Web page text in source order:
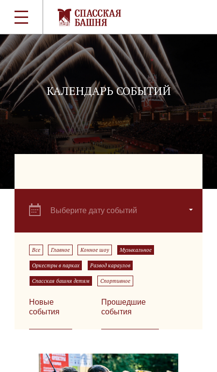
КАЛЕНДАРЬ СОБЫТИЙ
Выберите дату событий
Все Главное Конное шоу Музыкальное
Оркестры в парках Развод караулов
Спасская башня детям Спортивное
Новые
события
Прошедшие
события